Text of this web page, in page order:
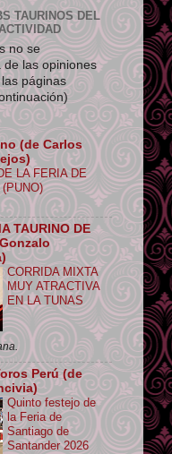
TAURINOS DEL
no se
de las opiniones
páginas
(de Carlos
LA FERIA DE
TAURINO DE
CORRIDA MIXTA
MUY ATRACTIVA
EN LA TUNAS
Perú (de
Quinto festejo de
la Feria de
Santiago de
Santander 2026